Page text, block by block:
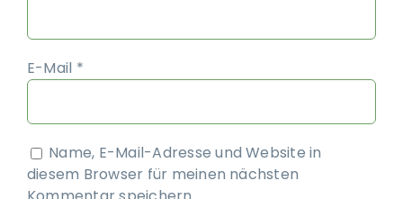
E-Mail *
Name, E-Mail-Adresse und Website in
diesem Browser für meinen nächsten